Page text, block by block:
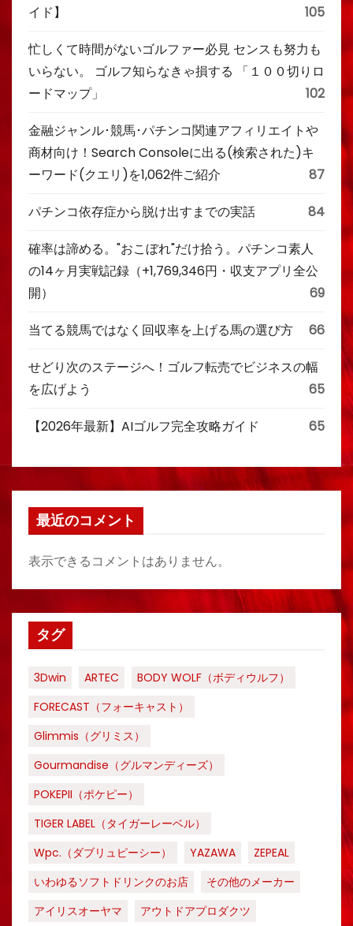
イド】
105
忙しくて時間がないゴルファー必見 センスも努力も
いらない。 ゴルフ知らなきゃ損する 「１００切りロ
ードマップ」
102
金融ジャンル･競馬･パチンコ関連アフィリエイトや
商材向け！Search Consoleに出る(検索された)キ
ーワード(クエリ)を1,062件ご紹介
87
パチンコ依存症から脱け出すまでの実話 84
確率は諦める。"おこぼれ"だけ拾う。パチンコ素人
の14ヶ月実戦記録（+1,769,346円・収支アプリ全公
開）
69
当てる競馬ではなく回収率を上げる馬の選び方 66
せどり次のステージへ！ゴルフ転売でビジネスの幅
を広げよう
65
【2026年最新】AIゴルフ完全攻略ガイド 65
最近のコメント
表示できるコメントはありません。
タグ
3Dwin ARTEC
BODY WOLF（ボディウルフ）
FORECAST（フォーキャスト）
Glimmis（グリミス）
Gourmandise（グルマンディーズ）
POKEPII（ポケピー）
TIGER LABEL（タイガーレーベル）
Wpc.（ダブリュピーシー）
YAZAWA
ZEPEAL
いわゆるソフトドリンクのお店
その他のメーカー
アイリスオーヤマ
アウトドアプロダクツ